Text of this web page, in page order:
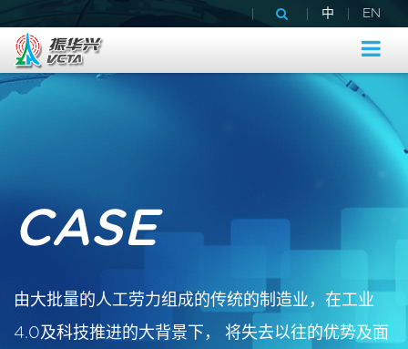
中 EN
CASE
由大批量的人工劳力组成的传统的制造业，在工业
4.0及科技推进的大背景下， 将失去以往的优势及面